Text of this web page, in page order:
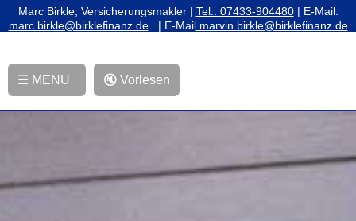
Marc Birkle, Versicherungsmakler | Tel.: 07433-904480| E-Mail:
marc.birkle@birklefinanz.de| E-Mailmarvin.birkle@birklefinanz.de
☰ MENU 🔇 Vorlesen